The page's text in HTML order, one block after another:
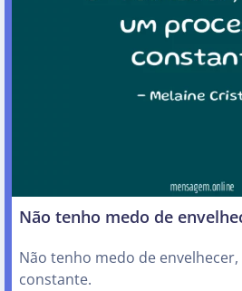
Não tenho medo de
Não tenho medo de
constante.